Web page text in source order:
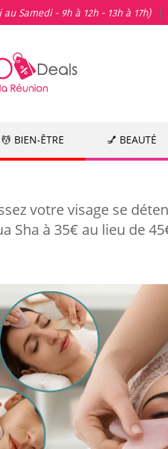
au Samedi - 9h à 12h - 13h à 17h)
💆 BIEN-ÊTRE 💅 BEAUTÉ
votre visage se
Sha à 35€ au lieu de